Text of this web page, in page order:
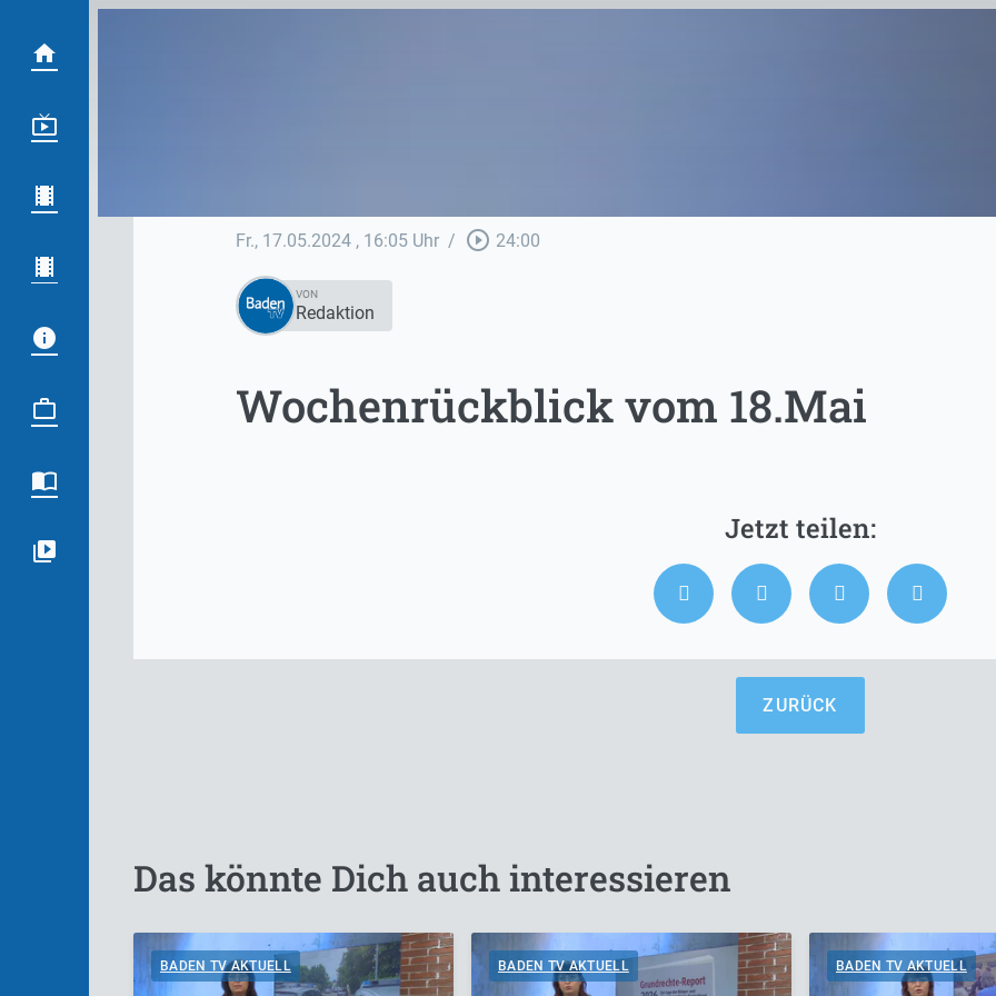
Fr., 17.05.2024 , 16:05 Uhr / play_circle_outline 24:00
VON
Redaktion
Wochenrückblick vom 18.Mai
ZURÜCK
Das könnte Dich auch interessieren
BADEN TV AKTUELL BADEN TV AKTUELL BADEN TV AKTUELL